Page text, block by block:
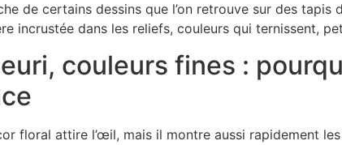
de certains dessins que l’on retrouve sur des tapis
incrustée dans les reliefs, couleurs qui ternissent,
couleurs fines :
floral attire l’œil, mais il montre aussi rapidement